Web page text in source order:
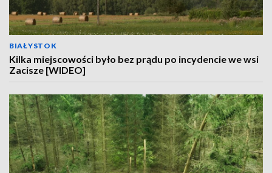
BIAŁYSTOK
Kilka miejscowości było bez prądu po incydencie we wsi
Zacisze [WIDEO]